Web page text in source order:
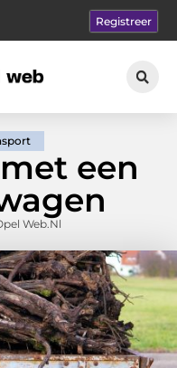
Registreer
een
Web.nl